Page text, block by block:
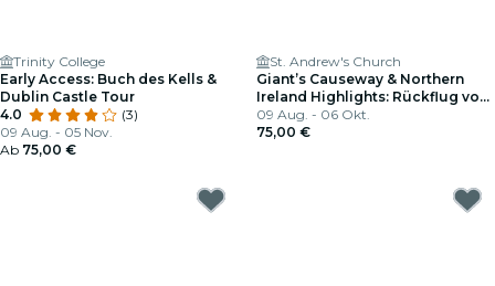
Trinity College
Early Access: Buch des Kells &
Dublin Castle Tour
4.0
(3)
09 Aug. - 05 Nov.
Ab 75,00 €
St. Andrew's Church
Giant’s Causeway & Northern
Ireland Highlights: Rückflug von
Dublin
09 Aug. - 06 Okt.
75,00 €